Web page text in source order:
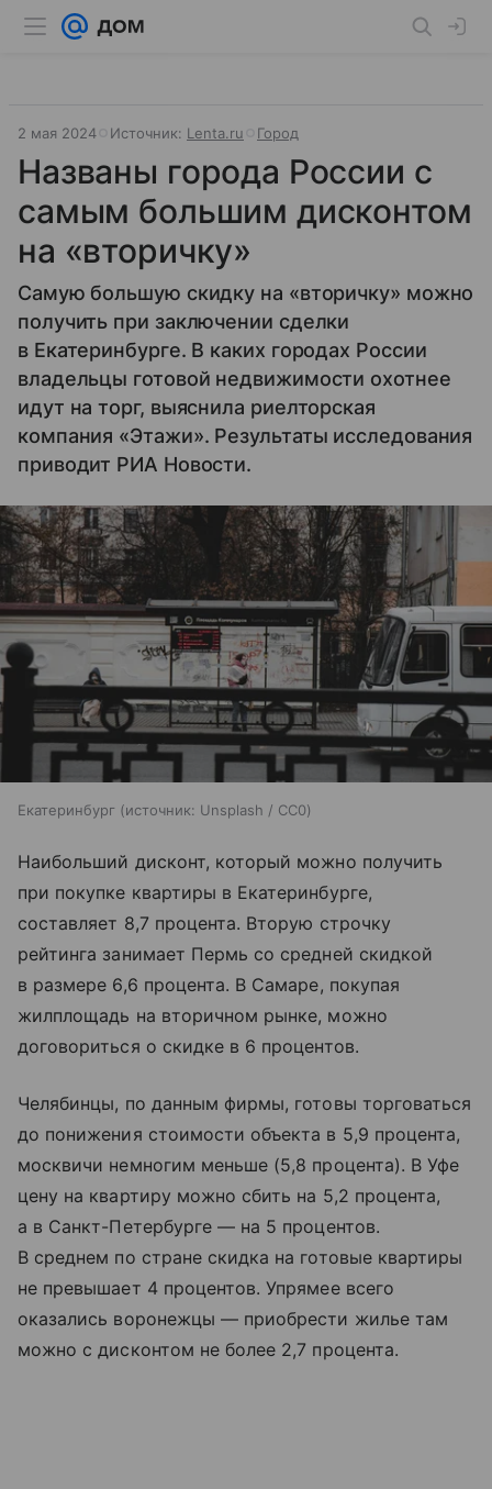
2 мая 2024 Источник: Lenta.ru Город
Названы города России с
самым большим дисконтом
на «вторичку»
Самую большую скидку на «вторичку» можно
получить при заключении сделки
в Екатеринбурге. В каких городах России
владельцы готовой недвижимости охотнее
идут на торг, выяснила риелторская
компания «Этажи». Результаты исследования
приводит РИА Новости.
Екатеринбург источник: Unsplash / CC0
Наибольший дисконт, который можно получить
при покупке квартиры в Екатеринбурге,
составляет 8,7 процента. Вторую строчку
рейтинга занимает Пермь со средней скидкой
в размере 6,6 процента. В Самаре, покупая
жилплощадь на вторичном рынке, можно
договориться о скидке в 6 процентов.
Челябинцы, по данным фирмы, готовы торговаться
до понижения стоимости объекта в 5,9 процента,
москвичи немногим меньше (5,8 процента). В Уфе
цену на квартиру можно сбить на 5,2 процента,
а в Санкт-Петербурге — на 5 процентов.
В среднем по стране скидка на готовые квартиры
не превышает 4 процентов. Упрямее всего
оказались воронежцы — приобрести жилье там
можно с дисконтом не более 2,7 процента.